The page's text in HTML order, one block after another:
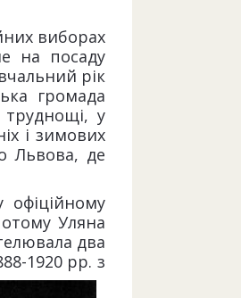
виборах
на посаду
рік
громада
труднощі, у
і зимових
Львова, де
Уляна
два
1920 рр. з